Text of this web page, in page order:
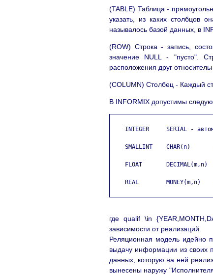
(TABLE) Таблица -
указать, из каких столбцов
называлось базой данных, в
(ROW) Строка - запись,
значение NULL - "пусто".
расположения друг
(COLUMN) Столбец - Каждый
В INFORMIX допустимы
INTEGER     SERIAL -
SMALLINT    CHAR(n)
FLOAT       DECIMAL(m,n)
REAL        MONEY(m,n)
где qualif \in
зависимости от реализаций.
Реляционная модель идейно
выдачу информации из своих
данных, которую на ней
вынесены наружу